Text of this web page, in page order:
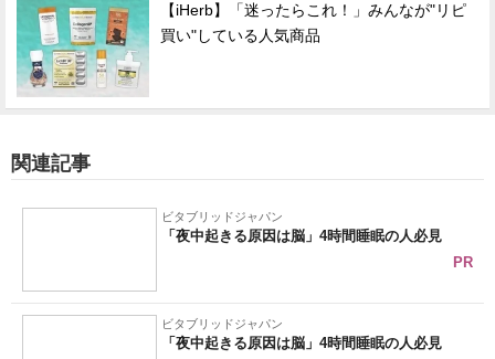
【iHerb】「迷ったらこれ！」みんなが"リピ
買い"している人気商品
関連記事
ビタブリッドジャパン
「夜中起きる原因は脳」4時間睡眠の人必見
PR
ビタブリッドジャパン
「夜中起きる原因は脳」4時間睡眠の人必見